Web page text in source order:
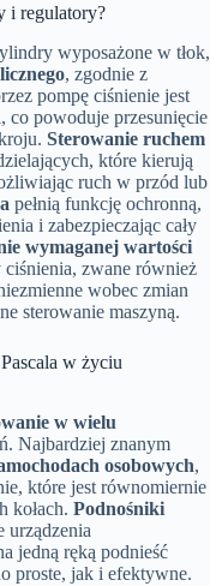
i regulatory?
wyposażone w tłok,
, zgodnie z
pompę ciśnienie jest
co powoduje przesunięcie
Sterowanie ruchem
które kierują
ruch w przód lub
pełnią funkcję ochronną,
i zabezpieczając cały
wymaganej wartości
ciśnienia, zwane również
wobec zmian
sterowanie maszyną.
w życiu
w wielu
Najbardziej znanym
osobowych,
które jest równomiernie
kołach. Podnośniki
urządzenia
jedną ręką podnieść
proste, jak i efektywne.